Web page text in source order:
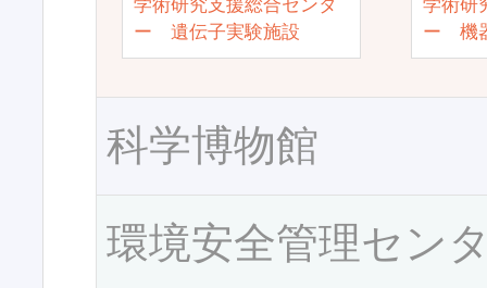
学術研究支援総合センタ
ー 遺伝子実験施設
学術研
ー 機
科学博物館
環境安全管理セン